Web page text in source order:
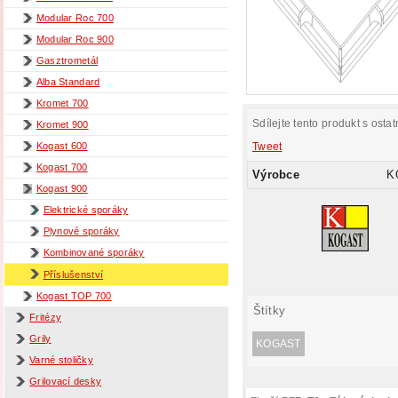
Modular Roc 700
Modular Roc 900
Gasztrometál
Alba Standard
Kromet 700
Kromet 900
Kogast 600
Kogast 700
Kogast 900
Elektrické sporáky
Plynové sporáky
Kombinované sporáky
Příslušenství
Kogast TOP 700
Fritézy
Grily
Varné stoličky
Grilovací desky
Sdílejte tento produkt s
Tweet
Výrobce
Štítky
KOGAST